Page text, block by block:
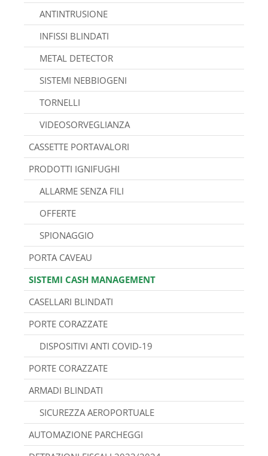
ANTINTRUSIONE
INFISSI BLINDATI
METAL DETECTOR
SISTEMI NEBBIOGENI
TORNELLI
VIDEOSORVEGLIANZA
CASSETTE PORTAVALORI
PRODOTTI IGNIFUGHI
ALLARME SENZA FILI
OFFERTE
SPIONAGGIO
PORTA CAVEAU
SISTEMI CASH MANAGEMENT
CASELLARI BLINDATI
PORTE CORAZZATE
DISPOSITIVI ANTI COVID-19
PORTE CORAZZATE
ARMADI BLINDATI
SICUREZZA AEROPORTUALE
AUTOMAZIONE PARCHEGGI